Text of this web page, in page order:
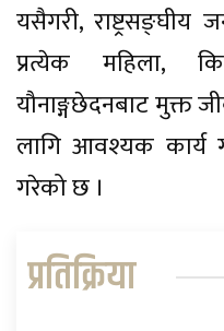
यसैगरी,
प्रत्येक महिला,
यौनाङ्गछेदनबाट मुक्त
लागि आवश्यक कार्य
गरेको छ ।
प्रतिक्रिया